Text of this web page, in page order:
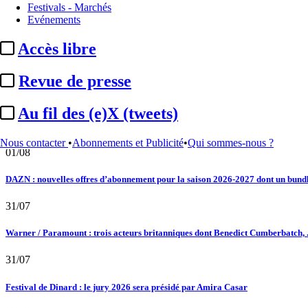
Festivals - Marchés
Evénements
Accès libre
Revue de presse
Au fil des (e)X (tweets)
Nous contacter •Abonnements et Publicité•Qui sommes-nous ?
Au fil des (e)X (tweets) : Kavinsky, hommage, argentique, 4K, Clooney,
02/08
Satellifacts : pause d'été
"L'Odyssée" : à Montpellier, le seul cinéma de France à ...
01/08
DAZN : nouvelles offres d’abonnement pour la saison 2026-2027 dont un
31/07
Warner / Paramount : trois acteurs britanniques dont Benedict Cumberbatch,
31/07
Festival de Dinard : le jury 2026 sera présidé par Amira Casar